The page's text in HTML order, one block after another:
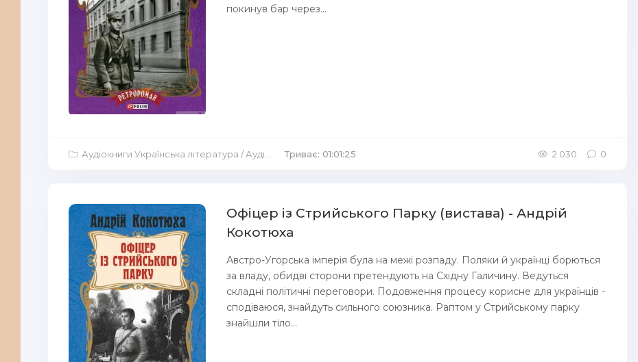
покинув бар через...
Аудіокниги Українська література /Аудіокниги Аудіо-вистави Триває: 01:01:25 2 030 0
Офіцер із Стрийського Парку (вистава) - Андрій
Кокотюха
Австро-Угорська імперія була на межі розпаду. Поляки й українці борються
за владу, обидві сторони претендують на Східну Галичину. Ведуться
складні політичні переговори. Подовження процесу корисне для українців -
сподіваюся, знайдуть сильного союзника. Раптом у Стрийському парку
знайшли тіло...